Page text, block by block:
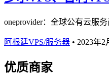
oneprovider：全球公有云服
阿根廷VPS/服务器 • 2023年2
优质商家